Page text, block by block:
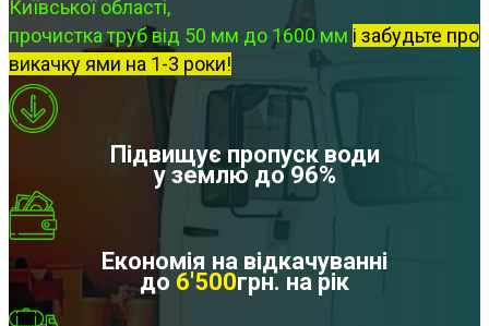
Київської області,
прочистка труб від 50 мм до 1600 мм і забудьте про
викачку ями на 1-3 роки!
Підвищує пропуск води
у землю до 96%
Економія на відкачуванні
до 6'500грн. на рік